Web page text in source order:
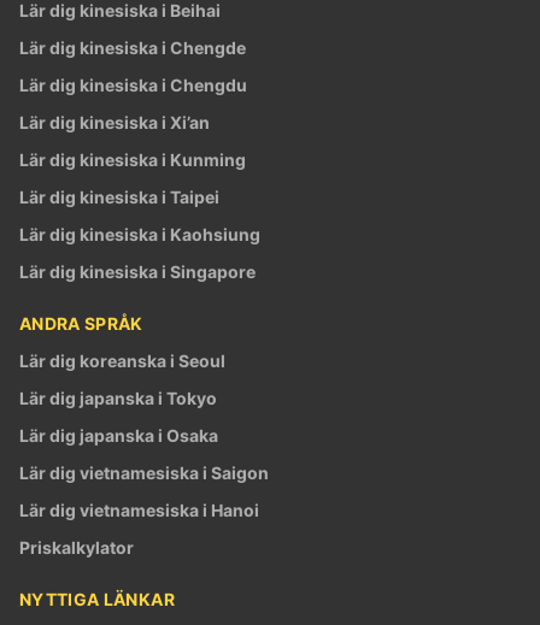
Lär dig kinesiska i Beihai
Lär dig kinesiska i Chengde
Lär dig kinesiska i Chengdu
Lär dig kinesiska i Xi’an
Lär dig kinesiska i Kunming
Lär dig kinesiska i Taipei
Lär dig kinesiska i Kaohsiung
Lär dig kinesiska i Singapore
ANDRA SPRÅK
Lär dig koreanska i Seoul
Lär dig japanska i Tokyo
Lär dig japanska i Osaka
Lär dig vietnamesiska i Saigon
Lär dig vietnamesiska i Hanoi
Priskalkylator
NYTTIGA LÄNKAR